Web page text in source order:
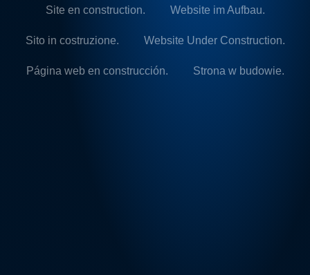
Site en construction. Website im Aufbau.
Sito in costruzione. Website Under Construction.
Página web en construcción. Strona w budowie.